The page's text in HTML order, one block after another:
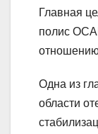
Главная
полис
Одна из
области